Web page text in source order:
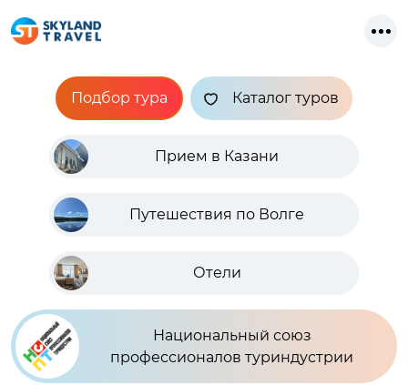
Подбор тура Каталог туров
Прием в Казани
Путешествия по Волге
Отели
Национальный союз
профессионалов туриндустрии